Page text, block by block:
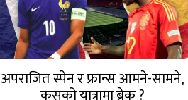
अपराजित स्पेन र फ्रान्स आमने-सामने,